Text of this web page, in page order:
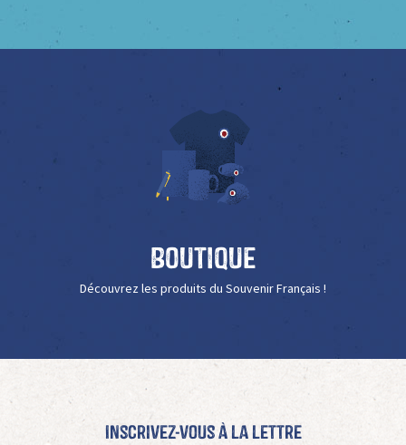
Boutique
Découvrez les produits du Souvenir Français !
Inscrivez-vous à La Lettre